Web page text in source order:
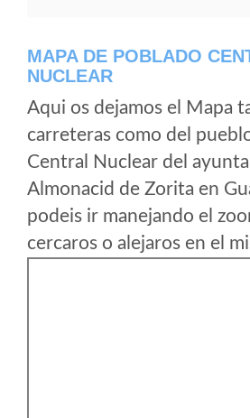
MAPA DE POBLADO
NUCLEAR
Aqui os dejamos el Mapa
carreteras como del
Central Nuclear del
Almonacid de Zorita en
podeis ir manejando el
cercaros o alejaros en el